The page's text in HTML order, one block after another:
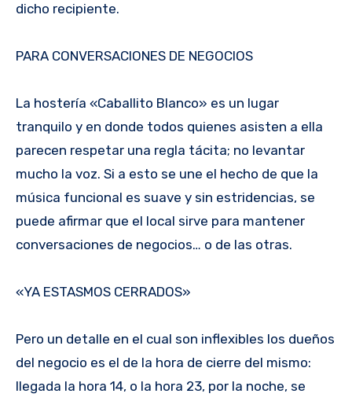
dicho recipiente.
PARA CONVERSACIONES DE NEGOCIOS
La hostería «Caballito Blanco» es un lugar
tranquilo y en donde todos quienes asisten a ella
parecen respetar una regla tácita; no levantar
mucho la voz. Si a esto se une el hecho de que la
música funcional es suave y sin estridencias, se
puede afirmar que el local sirve para mantener
conversaciones de negocios… o de las otras.
«YA ESTASMOS CERRADOS»
Pero un detalle en el cual son inflexibles los dueños
del negocio es el de la hora de cierre del mismo:
llegada la hora 14, o la hora 23, por la noche, se